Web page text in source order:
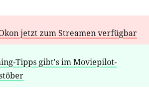
jetzt zum Streamen verfügbar
Tipps gibt's im Moviepilot-